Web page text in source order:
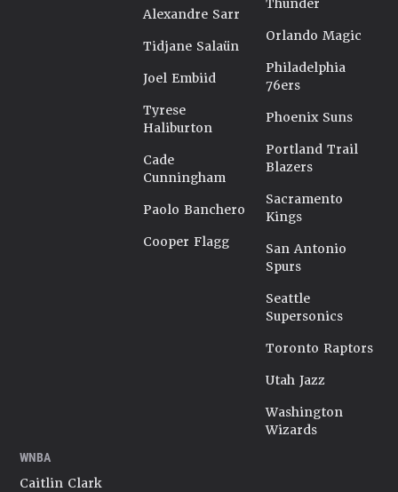
Alexandre Sarr
Tidjane Salaün
Joel Embiid
Tyrese
Haliburton
Cade
Cunningham
Paolo Banchero
Cooper Flagg
Thunder
Orlando Magic
Philadelphia
76ers
Phoenix Suns
Portland Trail
Blazers
Sacramento
Kings
San Antonio
Spurs
Seattle
Supersonics
Toronto Raptors
Utah Jazz
Washington
Wizards
WNBA
Caitlin Clark